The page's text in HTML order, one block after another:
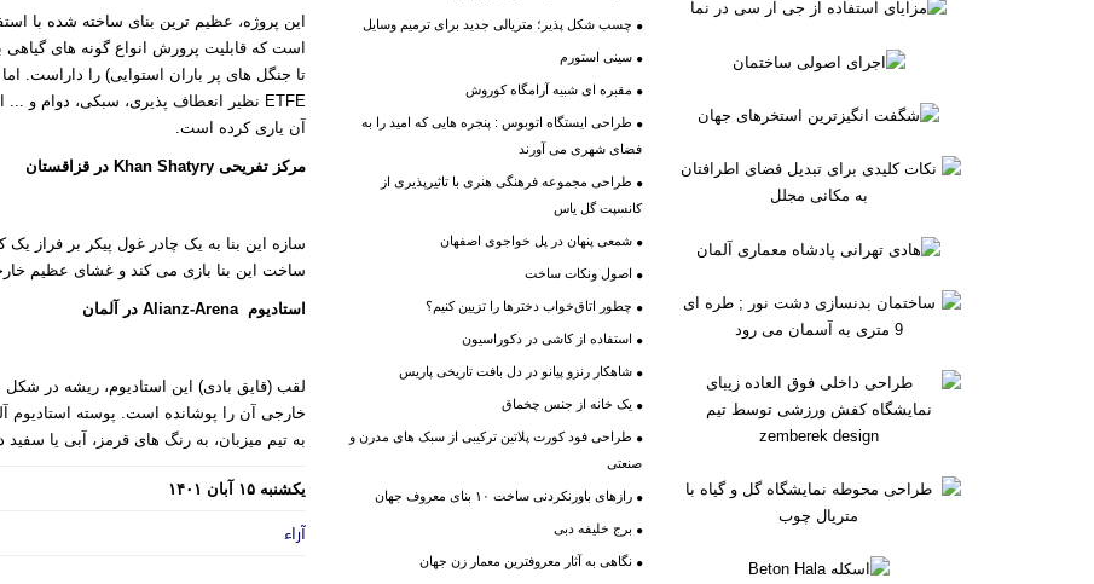
این پروژه، عظیم ترین بنای ساخته شده با
است که قابلیت پرورش انواع گونه های گیاهی
تا جنگل های پر باران استوایی) را داراست.
ETFE نظیر انعطاف پذیری، سبکی، دوام و
آن یاری کرده است.
مرکز تفریحی Khan Shatyry در قزاقستان
سازه این بنا به یک چادر غول پیکر بر فراز
ساخت این بنا بازی می کند و غشای عظیم
استادیوم Alianz-Arenaدر آلمان
لقب (قایق بادی) این استادیوم، ریشه در شکل منحصر به فرد
خارجی آن را پوشانده است. پوسته استادیوم
به تیم میزبان، به رنگ های قرمز، آبی یا سفید
یکشنبه ۱۵ آبان ۱۴۰۱
آراء
چسب شکل پذیر؛ متریالی جدید برای ترمیم وسایل
سینی استورم
مقبره ای شبیه آرامگاه کوروش
طراحی ایستگاه اتوبوس : پنجره هایی که امید را به
فضای شهری می آورند
طراحی مجموعه فرهنگی هنری با تاثیرپذیری از
کانسپت گل یاس
شمعی پنهان در پل خواجوی اصفهان
اصول ونکات ساخت
چطور اتاق‌خواب دخترها را تزیین کنیم؟
استفاده از کاشی در دکوراسیون
شاهکار رنزو پیانو در دل بافت تاریخی پاریس
یک خانه از جنس چخماق
طراحی فود کورت پلاتین ترکیبی از سبک های مدرن و
صنعتی
رازهای باورنکردنی ساخت ۱۰ بنای معروف جهان
برج خلیفه دبی
نگاهی به آثار معروفترین معمار زن جهان